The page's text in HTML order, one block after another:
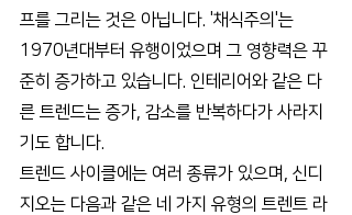
프를 그리는 것은 아닙니다. '채식주의'는
1970년대부터 유행이었으며 그 영향력은 꾸
준히 증가하고 있습니다. 인테리어와 같은 다
른 트렌드는 증가, 감소를 반복하다가 사라지
기도 합니다.
트렌드 사이클에는 여러 종류가 있으며, 신디
지오는 다음과 같은 네 가지 유형의 트렌트 라